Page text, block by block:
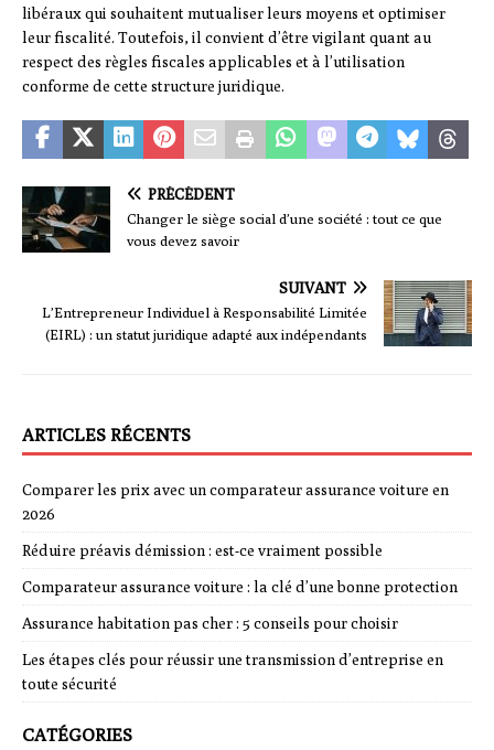
libéraux qui souhaitent mutualiser leurs moyens et optimiser
leur fiscalité. Toutefois, il convient d’être vigilant quant au
respect des règles fiscales applicables et à l’utilisation
conforme de cette structure juridique.
PRÉCÉDENT
Changer le siège social d’une société : tout ce que
vous devez savoir
SUIVANT
L’Entrepreneur Individuel à Responsabilité Limitée
(EIRL) : un statut juridique adapté aux indépendants
ARTICLES RÉCENTS
Comparer les prix avec un comparateur assurance voiture en
2026
Réduire préavis démission : est-ce vraiment possible
Comparateur assurance voiture : la clé d’une bonne protection
Assurance habitation pas cher : 5 conseils pour choisir
Les étapes clés pour réussir une transmission d’entreprise en
toute sécurité
CATÉGORIES